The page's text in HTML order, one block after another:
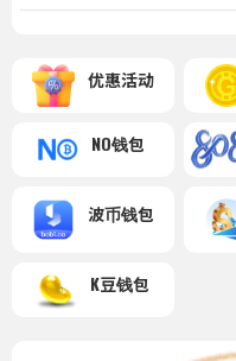
优惠活动
NO钱包
波币钱包
K豆钱包